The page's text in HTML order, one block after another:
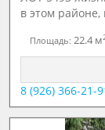
в этом районе,
Площадь: 22.4 м
8 (926) 366-21-